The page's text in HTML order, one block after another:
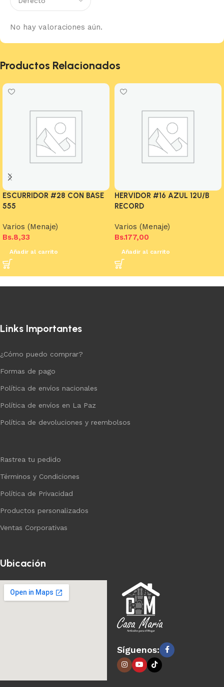
No hay valoraciones aún.
Productos Relacionados
ESCURRIDOR #28 CON BASE
555
Varios (Menaje)
Bs.8,33
Añadir al carrito
HERVIDOR #16 AZUL 12U/B
RECORD
Varios (Menaje)
Bs.177,00
Añadir al carrito
Links Importantes
¿Cómo puedo comprar?
Formas de pago
Política de envíos nacionales
Política de envíos en La Paz
Política de devoluciones y reembolsos
Rastrea tu pedido
Términos y Condiciones
Política de Privacidad
Productos personalizados
Ventas Corporativas
Ubicación
Síguenos: